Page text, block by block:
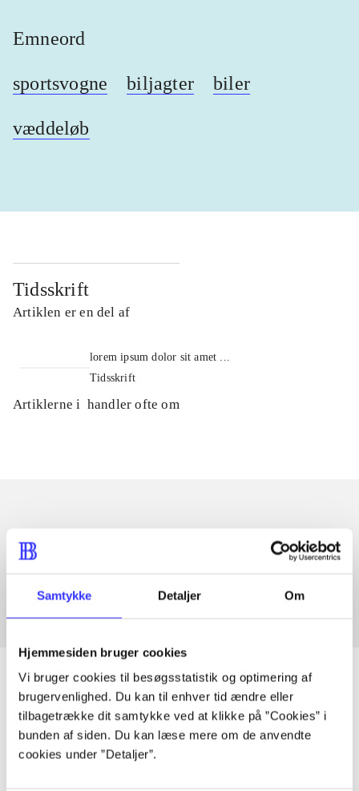
Samtykke Detaljer Om
Hjemmesiden bruger cookies
Vi bruger cookies til besøgsstatistik og optimering af
brugervenlighed. Du kan til enhver tid ændre eller
tilbagetrække dit samtykke ved at klikke på ”Cookies” i
bunden af siden. Du kan læse mere om de anvendte
cookies under ”Detaljer”.
Emneord
sportsvogne biljagter biler
væddeløb
Tidsskrift
Artiklen er en del af
lorem ipsum dolor sit amet ...
Tidsskrift
Artiklerne i handler ofte om
Artikler med samme emner
Artikler
Alle registrerede artikler fordelt på udgivelser